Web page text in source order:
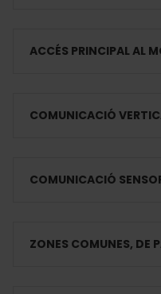
ACCÉS PRINCIPAL AL
COMUNICACIÓ
COMUNICACIÓ
ZONES COMUNES, DE